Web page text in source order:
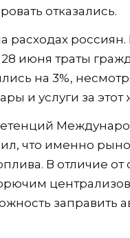
отказались.
расходах
июня траты
на 3%,
и услуги за
что именно
В отличие
заправить